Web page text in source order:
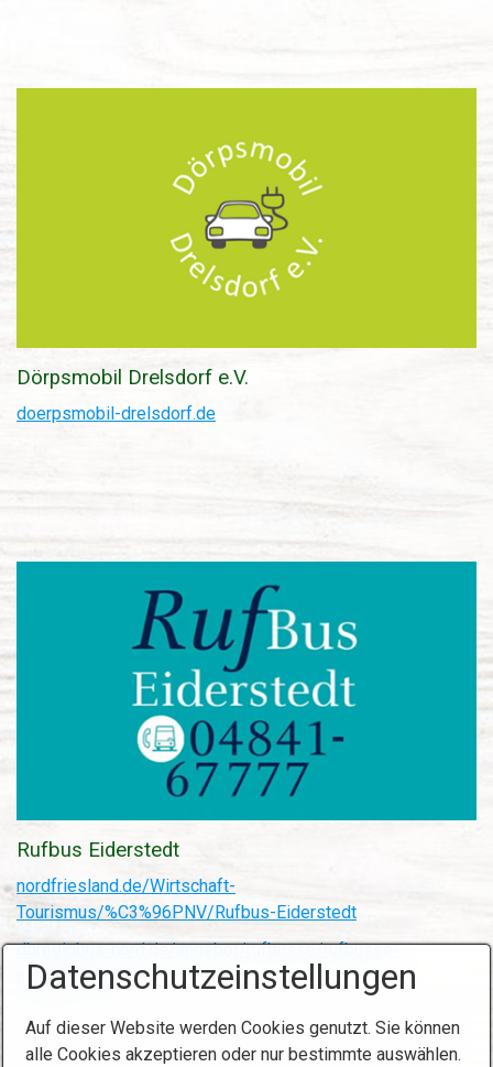
Dörpsmobil Drelsdorf e.V.
doerpsmobil-drelsdorf.de
Rufbus Eiderstedt
nordfriesland.de/Wirtschaft-
Tourismus/%C3%96PNV/Rufbus-Eiderstedt
dbregiobus-nord.de/angebot/rufbusse/rufbusse-
nordfriesland
Datenschutzeinstellungen
Auf dieser Website werden Cookies genutzt. Sie können
alle Cookies akzeptieren oder nur bestimmte auswählen.